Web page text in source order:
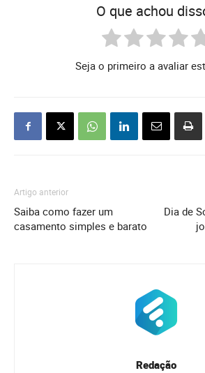
O que achou
Seja o primeiro a avaliar
Artigo anterior
Saiba como fazer um
casamento simples e barato
Dia de
Redação